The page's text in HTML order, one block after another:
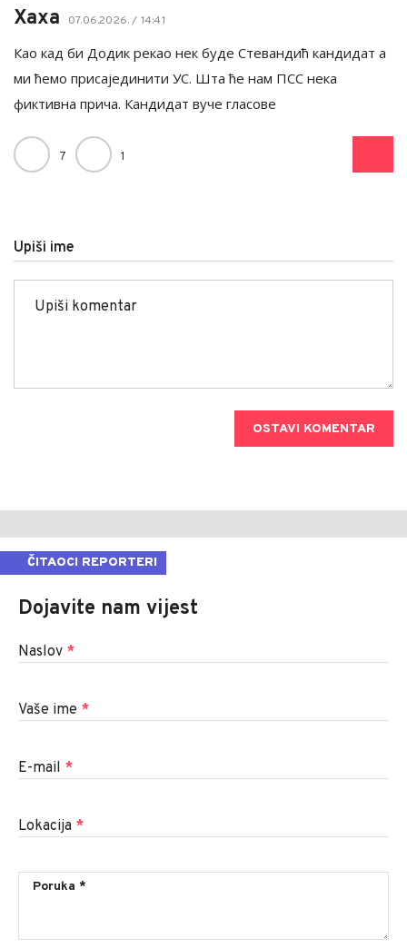
Хаха 07.06.2026. / 14:41
Као кад би Додик рекао нек буде Стевандић кандидат а
ми ћемо присајединити УС. Шта ће нам ПСС нека
фиктивна прича. Кандидат вуче гласове
7 1
Upiši ime
OSTAVI KOMENTAR
ČITAOCI REPORTERI
Dojavite nam vijest
Naslov *
Vaše ime *
E-mail *
Lokacija *